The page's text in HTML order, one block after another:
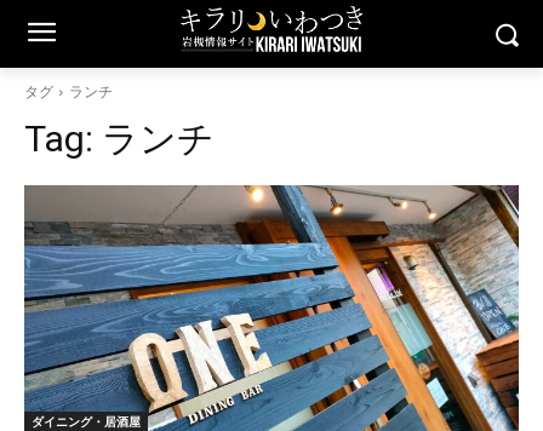
タグ ランチ
Tag: ランチ
ダイニング・居酒屋